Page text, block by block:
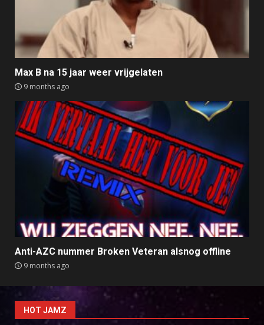
Max B na 15 jaar weer vrijgelaten
9 months ago
Anti-AZC nummer Broken Veteran alsnog offline
9 months ago
HOT JAMZ